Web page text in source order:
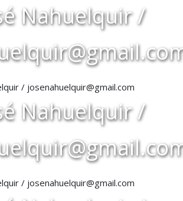
Nahuelquir /
Nahuelquir /